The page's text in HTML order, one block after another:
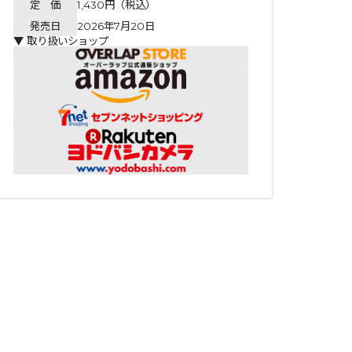
定 価
1,430円（税込）
発売日
2026年7月20日
▼ 取り扱いショップ